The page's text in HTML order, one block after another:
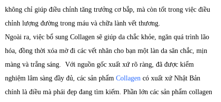
không chỉ giúp điều chỉnh tăng trưởng cơ bắp, mà còn tốt trong việc điều
chỉnh lượng đường trong máu và chữa lành vết thương.
Ngoài ra, việc bổ sung Collagen sẽ giúp da chắc khỏe, ngăn quá trình lão
hóa, đồng thời xóa mờ đi các vết nhăn cho bạn một làn da săn chắc, mịn
màng và trắng sáng. Với nguồn gốc xuất xứ rõ ràng, đã được kiểm
nghiệm lâm sàng đầy đủ, các sản phẩm Collagen có xuất xứ Nhật Bản
chính là điều mà phái đẹp đang tìm kiếm. Phần lớn các sản phẩm collagen